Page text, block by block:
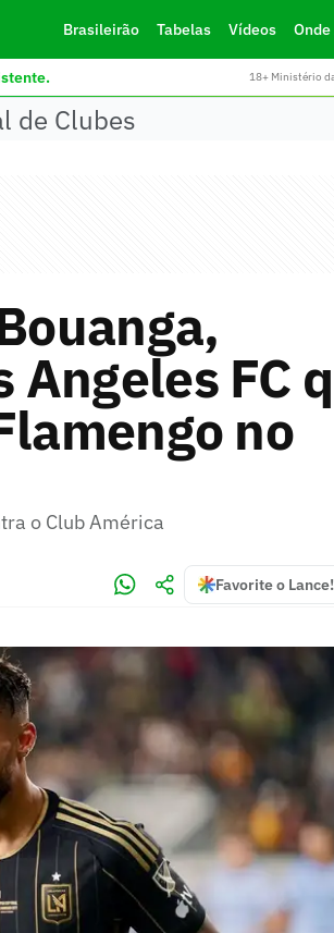
Brasileirão Tabelas Vídeos
18+ Ministério
de Clubes
Angeles FC
no
o Club América
Favorite o